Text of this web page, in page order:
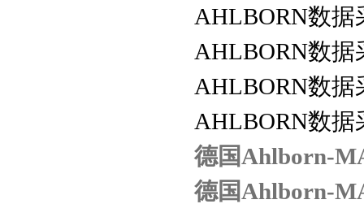
AHLBORN数据
AHLBORN数据
AHLBORN数据
AHLBORN数据
德国Ahlborn-
德国Ahlborn-